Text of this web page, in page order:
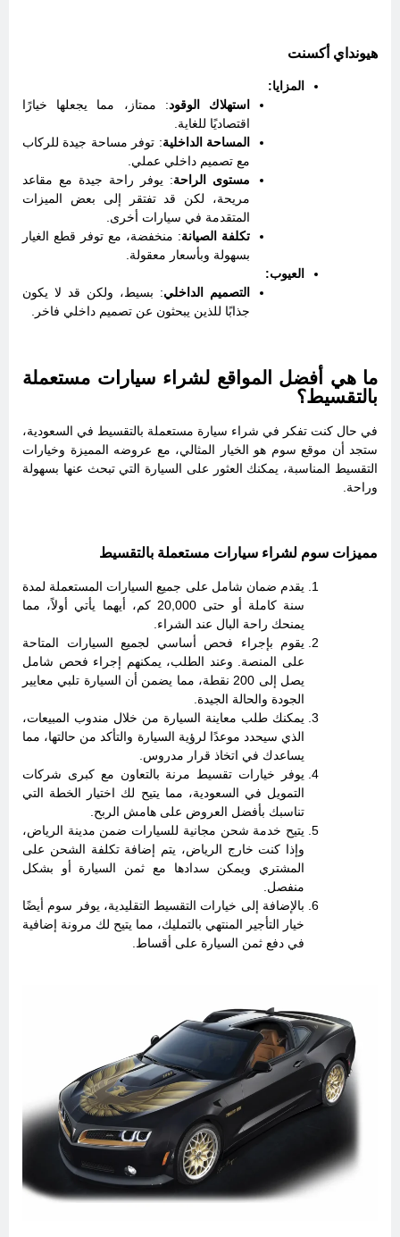
هيونداي أكسنت
المزايا:
استهلاك الوقود: ممتاز، مما يجعلها خيارًا
اقتصاديًا للغاية.
المساحة الداخلية: توفر مساحة جيدة للركاب
مع تصميم داخلي عملي.
مستوى الراحة: يوفر راحة جيدة مع مقاعد
مريحة، لكن قد تفتقر إلى بعض الميزات
المتقدمة في سيارات أخرى.
تكلفة الصيانة: منخفضة، مع توفر قطع الغيار
بسهولة وبأسعار معقولة.
العيوب:
التصميم الداخلي: بسيط، ولكن قد لا يكون
جذابًا للذين يبحثون عن تصميم داخلي فاخر.
ما هي أفضل المواقع لشراء سيارات مستعملة
بالتقسيط؟
في حال كنت تفكر في شراء سيارة مستعملة بالتقسيط في السعودية،
ستجد أن موقع سوم هو الخيار المثالي، مع عروضه المميزة وخيارات
التقسيط المناسبة، يمكنك العثور على السيارة التي تبحث عنها بسهولة
وراحة.
مميزات سوم لشراء سيارات مستعملة بالتقسيط
يقدم ضمان شامل على جميع السيارات المستعملة لمدة
سنة كاملة أو حتى 20,000 كم، أيهما يأتي أولاً، مما
يمنحك راحة البال عند الشراء.
يقوم بإجراء فحص أساسي لجميع السيارات المتاحة
على المنصة. وعند الطلب، يمكنهم إجراء فحص شامل
يصل إلى 200 نقطة، مما يضمن أن السيارة تلبي معايير
الجودة والحالة الجيدة.
يمكنك طلب معاينة السيارة من خلال مندوب المبيعات،
الذي سيحدد موعدًا لرؤية السيارة والتأكد من حالتها، مما
يساعدك في اتخاذ قرار مدروس.
يوفر خيارات تقسيط مرنة بالتعاون مع كبرى شركات
التمويل في السعودية، مما يتيح لك اختيار الخطة التي
تناسبك بأفضل العروض على هامش الربح.
يتيح خدمة شحن مجانية للسيارات ضمن مدينة الرياض،
وإذا كنت خارج الرياض، يتم إضافة تكلفة الشحن على
المشتري ويمكن سدادها مع ثمن السيارة أو بشكل
منفصل.
بالإضافة إلى خيارات التقسيط التقليدية، يوفر سوم أيضًا
خيار التأجير المنتهي بالتمليك، مما يتيح لك مرونة إضافية
في دفع ثمن السيارة على أقساط.